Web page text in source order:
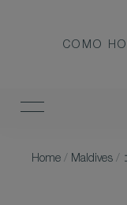
COMO
Home / Maldives /